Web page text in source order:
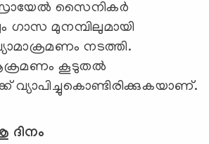
സൈനികർ
മുനമ്പിലുമായി
നടത്തി.
കൂടുതൽ
വ്യാപിച്ചുകൊണ്ടിരിക്കുകയാണ്.
ദിനം